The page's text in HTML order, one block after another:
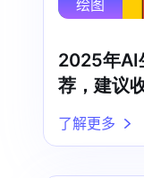
绘图
2025年AI
荐，建议
了解更多